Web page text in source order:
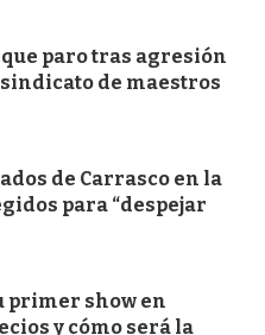
paro tras agresión
de maestros
de Carrasco en la
para “despejar
primer show en
y cómo será la